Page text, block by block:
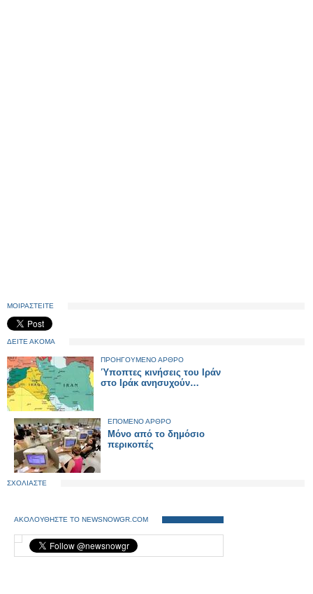
ΜΟΙΡΑΣΤΕΙΤΕ
ΔΕΙΤΕ ΑΚΟΜΑ
ΠΡΟΗΓΟΥΜΕΝΟ ΑΡΘΡΟ
Ύποπτες κινήσεις του Ιράν
στο Ιράκ ανησυχούν…
ΕΠΟΜΕΝΟ ΑΡΘΡΟ
Μόνο από το δημόσιο
περικοπές
ΣΧΟΛΙΑΣΤΕ
ΑΚΟΛΟΥΘΗΣΤΕ ΤΟ NEWSNOWGR.COM